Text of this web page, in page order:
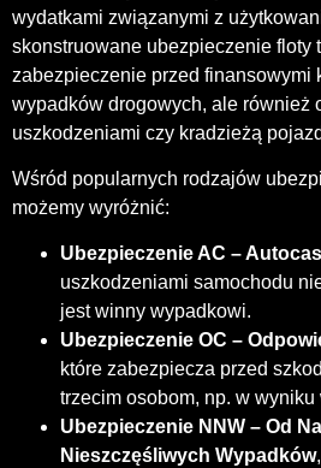
wydatkami związanymi z
skonstruowane ubezpieczenie floty
zabezpieczenie przed finansowymi
wypadków drogowych, ale również
uszkodzeniami czy kradzieżą
Wśród popularnych rodzajów
możemy wyróżnić:
Ubezpieczenie AC –
uszkodzeniami samochodu
jest winny wypadkowi.
Ubezpieczenie OC –
które zabezpiecza przed
trzecim osobom, np. w
Ubezpieczenie NNW – Od
Nieszczęśliwych Wypadków